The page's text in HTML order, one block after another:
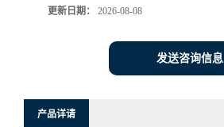
更新日期： 2026-08-08
发送咨询信息
产品详请